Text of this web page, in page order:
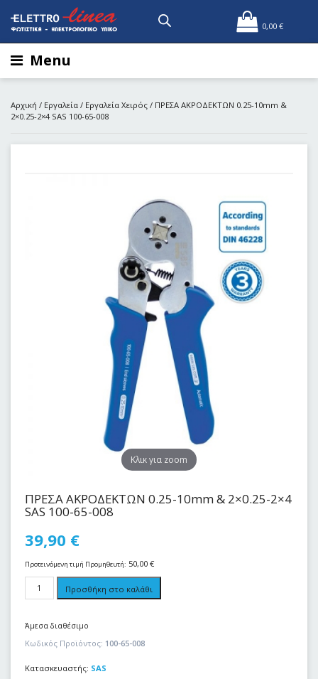
0,00 €
Menu
Αρχική / Εργαλεία / Εργαλεία Χειρός / ΠΡΕΣΑ ΑΚΡΟΔΕΚΤΩΝ 0.25-10mm &
2×0.25-2×4 SAS 100-65-008
Kλικ για zoom
ΠΡΕΣΑ ΑΚΡΟΔΕΚΤΩΝ 0.25-10mm & 2×0.25-2×4
SAS 100-65-008
39,90 €
Προτεινόμενη τιμή Προμηθευτή: 50,00 €
Προσθήκη στο καλάθι
Άμεσα διαθέσιμο
Κωδικός Προϊόντος: 100-65-008
Κατασκευαστής: SAS